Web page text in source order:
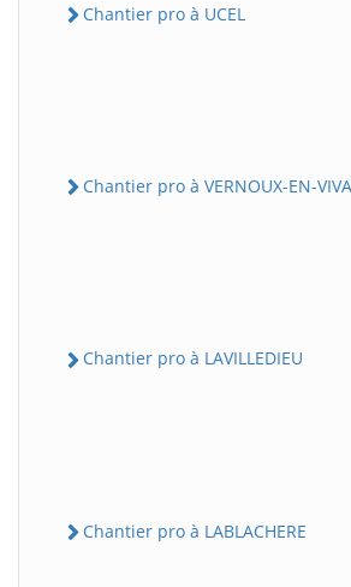
Chantier pro à UCEL
Chantier pro à VERNOUX-EN-
Chantier pro à LAVILLEDIEU
Chantier pro à LABLACHERE